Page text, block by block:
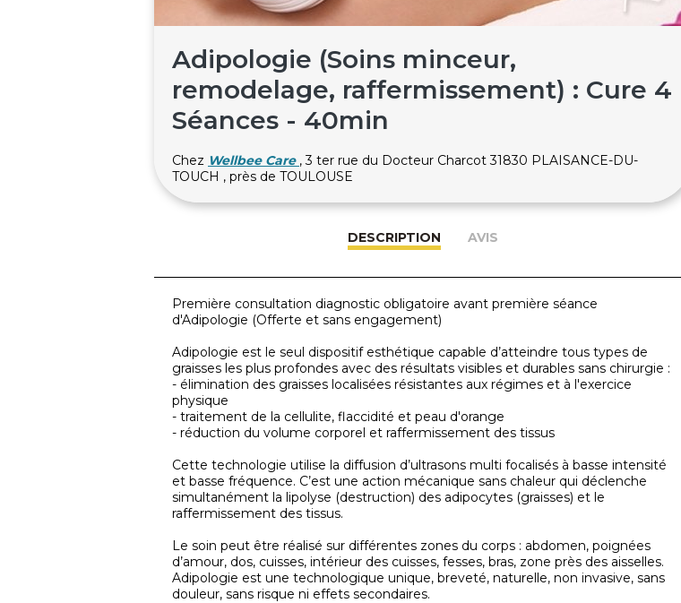
Adipologie (Soins minceur,
remodelage, raffermissement) : Cure 4
Séances - 40min
Chez Wellbee Care , 3 ter rue du Docteur Charcot 31830 PLAISANCE-DU-
TOUCH , près de TOULOUSE
DESCRIPTION AVIS
Première consultation diagnostic obligatoire avant première séance
d'Adipologie (Offerte et sans engagement)
Adipologie est le seul dispositif esthétique capable d’atteindre tous types de
graisses les plus profondes avec des résultats visibles et durables sans chirurgie :
- élimination des graisses localisées résistantes aux régimes et à l'exercice
physique
- traitement de la cellulite, flaccidité et peau d'orange
- réduction du volume corporel et raffermissement des tissus
Cette technologie utilise la diffusion d’ultrasons multi focalisés à basse intensité
et basse fréquence. C’est une action mécanique sans chaleur qui déclenche
simultanément la lipolyse (destruction) des adipocytes (graisses) et le
raffermissement des tissus.
Le soin peut être réalisé sur différentes zones du corps : abdomen, poignées
d’amour, dos, cuisses, intérieur des cuisses, fesses, bras, zone près des aisselles.
Adipologie est une technologique unique, breveté, naturelle, non invasive, sans
douleur, sans risque ni effets secondaires.